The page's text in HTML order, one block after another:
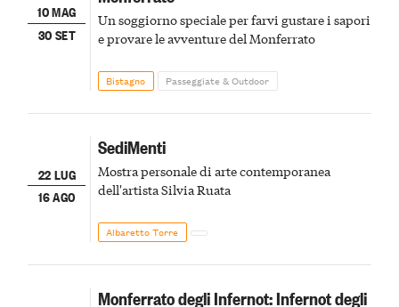
10 MAG
30 SET
Un soggiorno speciale per farvi gustare i sapori
e provare le avventure del Monferrato
Bistagno Passeggiate & Outdoor
22 LUG
16 AGO
SediMenti
Mostra personale di arte contemporanea
dell'artista Silvia Ruata
Albaretto Torre
Monferrato degli Infernot: Infernot degli